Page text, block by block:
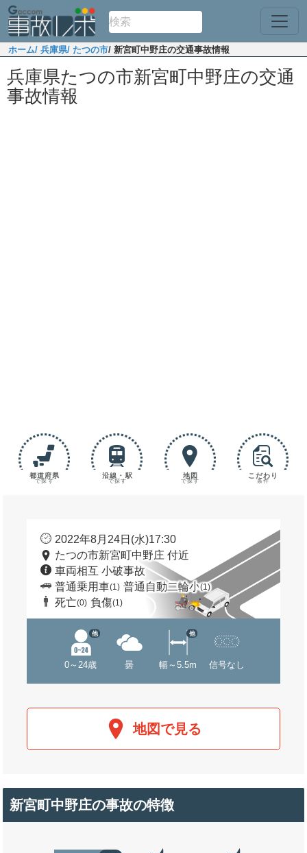
ホーム/ 兵庫県/ たつの市/ 新宮町中野庄の交通事故情報
兵庫県たつの市新宮町中野庄の交通
事故情報
都道府県
で探す
沿線・駅
で探す
地図
で探す
こだわり
条件
2022年8月24日(水)17:30
たつの市新宮町中野庄 付近
車両相互 小破事故
普通乗用車(1) 普通自動二輪小(1)
死亡(0) 負傷(1)
0～24歳
他
曇 幅～5.5m
他
信号なし
地図で見る
新宮町中野庄の事故の特徴